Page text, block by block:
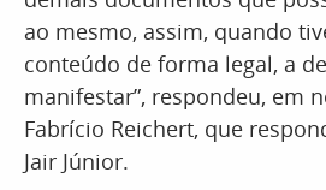
ao mesmo, assim, quando
conteúdo de forma legal, a
manifestar”, respondeu, em
Fabrício Reichert, que
Jair Júnior.